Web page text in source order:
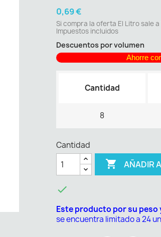
0,69 €
Si compra la oferta El Litro sale a
Impuestos incluidos
Descuentos por volumen
Ahorre
Cantidad
8
Cantidad
 AÑADIR

Este producto por su peso
se encuentra limitado a 24